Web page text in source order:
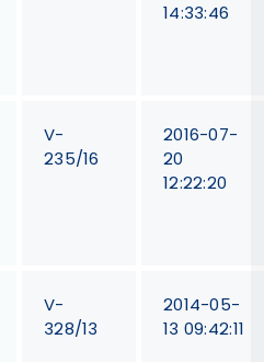
14:33:46
V-
235/16
2016-07-
20
12:22:20
V-
328/13
2014-05-
13 09:42:11